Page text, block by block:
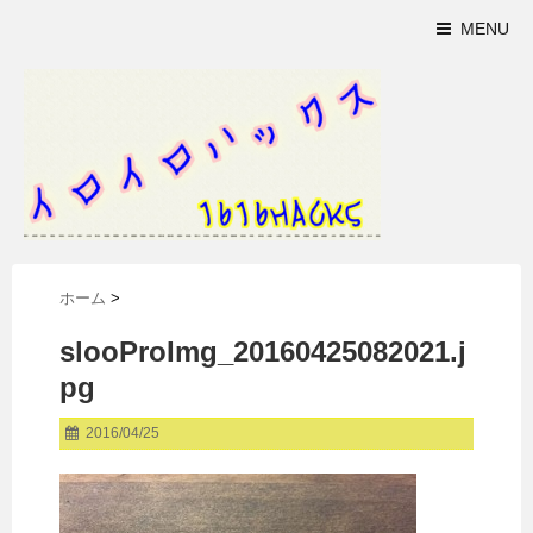
MENU
ホーム >
slooProImg_20160425082021.j
pg
2016/04/25